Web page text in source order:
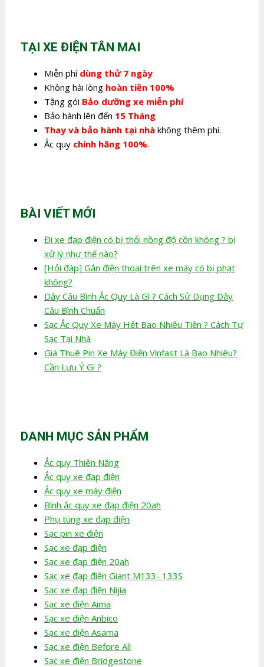
TẠI XE ĐIỆN TÂN MAI
Miễn phí dùng thử 7 ngày
Không hài lòng hoàn tiền 100%
Tặng gói Bảo dưỡng xe miễn phí
Bảo hành lên đến 15 Tháng
Thay và bảo hành tại nhà không thêm phí.
Ắc quy chính hãng 100%.
BÀI VIẾT MỚI
Đi xe đạp điện có bị thổi nồng độ cồn không ? bị
xử lý như thế nào?
[Hỏi đáp] Gắn điện thoại trên xe máy có bị phạt
không?
Dây Câu Bình Ắc Quy Là Gì ? Cách Sử Dụng Dây
Câu Bình Chuẩn
Sạc Ắc Quy Xe Máy Hết Bao Nhiêu Tiền ? Cách Tự
Sạc Tại Nhà
Giá Thuê Pin Xe Máy Điện Vinfast Là Bao Nhiêu?
Cần Lưu Ý Gì ?
DANH MỤC SẢN PHẨM
Ắc quy Thiên Năng
Ắc quy xe đạp điện
Ắc quy xe máy điện
Bình ắc quy xe đạp điện 20ah
Phụ tùng xe đạp điện
Sạc pin xe điện
Sạc xe đạp điện
Sạc xe đạp điện 20ah
Sạc xe đạp điện Giant M133- 133S
Sạc xe đạp điện Nijia
Sạc xe điện Aima
Sạc xe điện Anbico
Sạc xe điện Asama
Sạc xe điện Before All
Sạc xe điện Bridgestone